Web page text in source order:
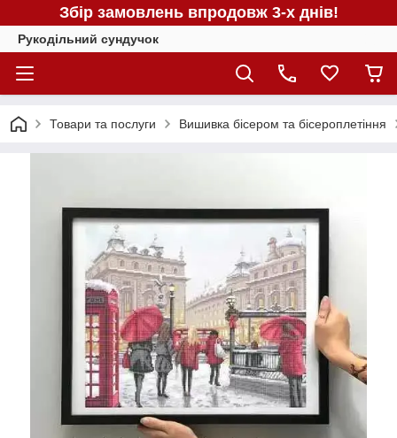
Збір замовлень впродовж 3-х днів!
Рукодільний сундучок
Товари та послуги Вишивка бісером та бісероплетіння